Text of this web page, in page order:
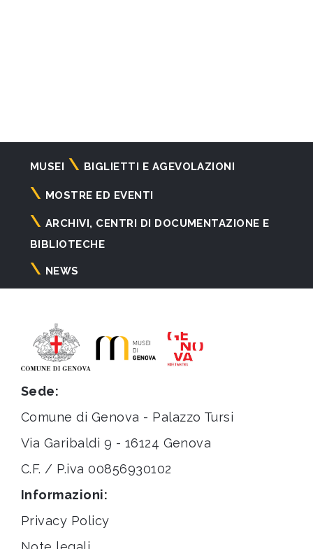
Navigazione
principale
MUSEI BIGLIETTI E AGEVOLAZIONI
MOSTRE ED EVENTI
ARCHIVI, CENTRI DI DOCUMENTAZIONE E
BIBLIOTECHE
NEWS
Sede:
Comune di Genova - Palazzo Tursi
Via Garibaldi 9 - 16124 Genova
C.F. / P.iva 00856930102
Informazioni:
Privacy Policy